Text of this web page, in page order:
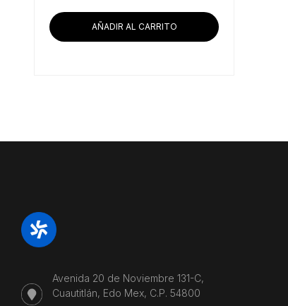
AÑADIR AL CARRITO
Avenida 20 de Noviembre 131-C,
Cuautitlán, Edo Mex, C.P. 54800